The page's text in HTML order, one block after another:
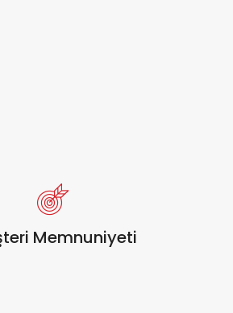
Memnuniyeti